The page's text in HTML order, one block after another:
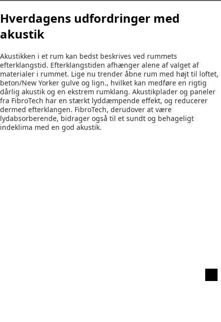
Hverdagens udfordringer med
akustik
Akustikken i et rum kan bedst beskrives ved rummets
efterklangstid. Efterklangstiden afhænger alene af valget af
materialer i rummet. Lige nu trender åbne rum med højt til loftet,
beton/New Yorker gulve og lign., hvilket kan medføre en rigtig
dårlig akustik og en ekstrem rumklang. Akustikplader og paneler
fra FibroTech har en stærkt lyddæmpende effekt, og reducerer
dermed efterklangen. FibroTech, derudover at være
lydabsorberende, bidrager også til et sundt og behageligt
indeklima med en god akustik.